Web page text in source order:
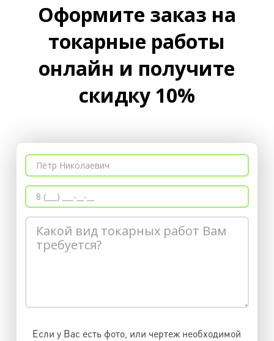
Оформите заказ на
токарные работы
онлайн и получите
скидку 10%
Если у Вас есть фото, или чертеж необходимой